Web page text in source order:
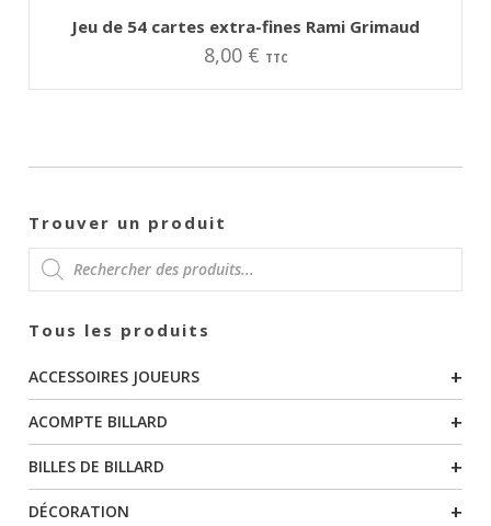
Trouver un produit
RECHERCHE
DE
PRODUITS
Tous les produits
ACCESSOIRES JOUEURS +
ACOMPTE BILLARD +
BILLES DE BILLARD +
DÉCORATION +
Ce
produit
a
variations.
choisies
Jeu de 54 cartes extra-fines Rami Grimaud
8,00 € TTC